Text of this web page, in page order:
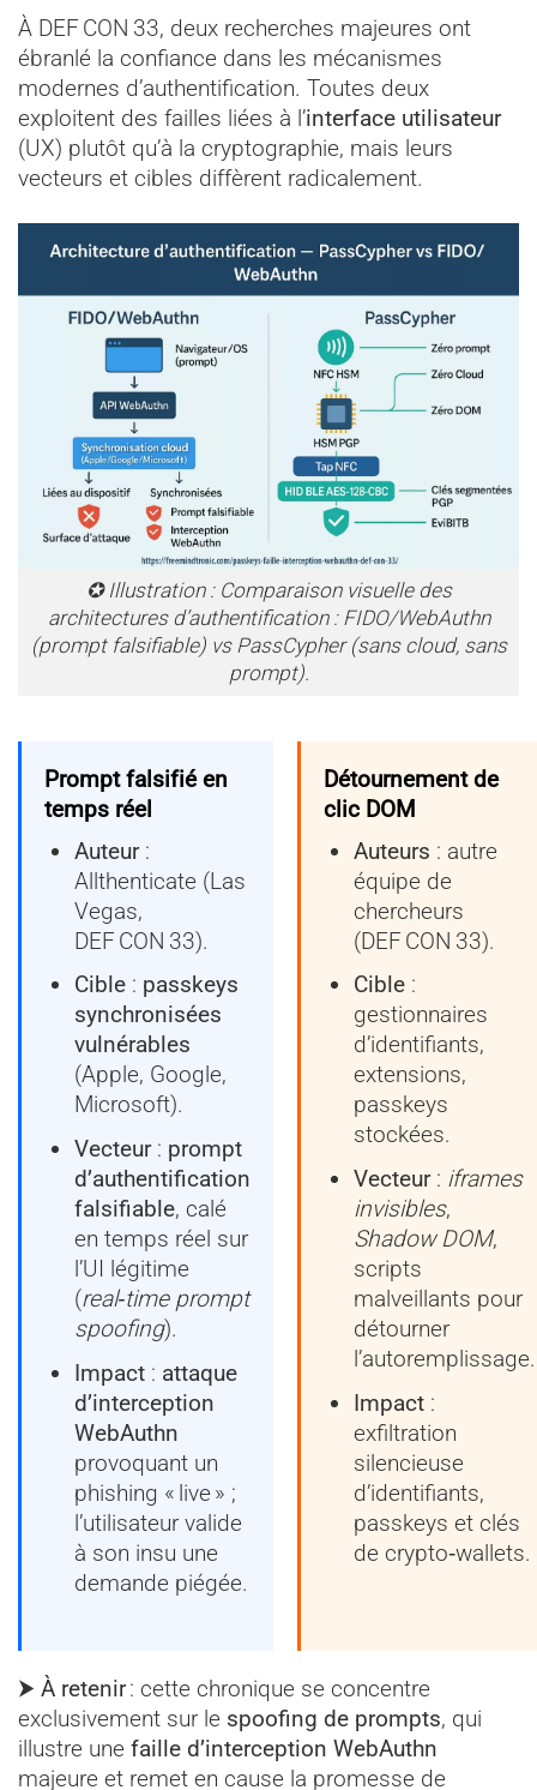
À DEF CON 33, deux recherches majeures ont
ébranlé la confiance dans les mécanismes
modernes d’authentification. Toutes deux
exploitent des failles liées à l’interface utilisateur
(UX) plutôt qu’à la cryptographie, mais leurs
vecteurs et cibles diffèrent radicalement.
✪ Illustration : Comparaison visuelle des
architectures d’authentification : FIDO/WebAuthn
(prompt falsifiable) vs PassCypher (sans cloud, sans
prompt).
Prompt falsifié en
temps réel
Auteur:
Allthenticate (Las
Vegas,
DEF CON 33).
Cible : passkeys
synchronisées
vulnérables
(Apple, Google,
Microsoft).
Vecteur: prompt
d’authentification
falsifiable, calé
en temps réel sur
l’UI légitime
(real‑time prompt
spoofing).
Impact : attaque
d’interception
WebAuthn
provoquant un
phishing « live » ;
l’utilisateur valide
à son insu une
demande piégée.
Détournement de
clic DOM
Auteurs : autre
équipe de
chercheurs
(DEF CON 33).
Cible:
gestionnaires
d’identifiants,
extensions,
passkeys
stockées.
Vecteur: iframes
invisibles,
Shadow DOM,
scripts
malveillants pour
détourner
l’autoremplissage.
Impact:
exfiltration
silencieuse
d’identifiants,
passkeys et clés
de crypto‑wallets.
⮞ À retenir: cette chronique se concentre
exclusivement sur le spoofing de prompts, qui
illustre une faille d’interception WebAuthn
majeure et remet en cause la promesse de